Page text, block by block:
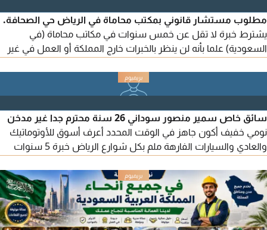
مطلوب مستشار قانوني بمكتب محاماة في الرياض حي الصحافة.
يشترط خبرة لا تقل عن خمس سنوات في مكاتب محاماة (في
السعودية) علما بأنه لن ينظر بالخبرات خارج المملكة أو العمل في غير
سائق خاص سمير منصور سوداني 26 سنة محترم جدا غير مدخن
نومي خفيف أكون جاهز في الوقت المحدد أعرف أسوق للأوتوماتيك
والعادي والسيارات الفارهة ملم بكل شوارع الرياض خبرة 5 سنوات